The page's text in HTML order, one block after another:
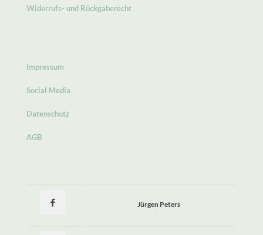
Widerrufs- und Rückgaberecht
Impressum
Social Media
Datenschutz
AGB
Jürgen Peters